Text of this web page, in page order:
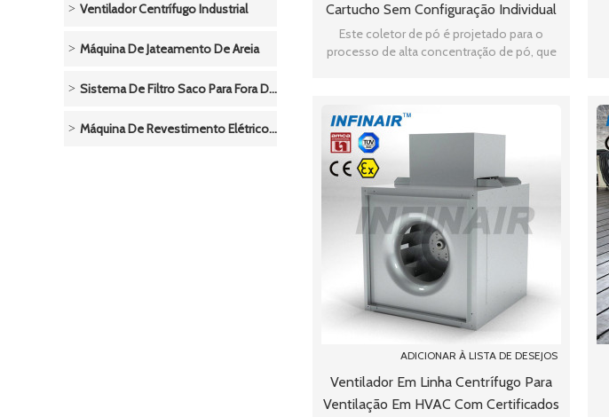
Ventilador Centrífugo Industrial
Máquina De Jateamento De Areia
Sistema De Filtro Saco Para Fora Do Saco
Máquina De Revestimento Elétrico/sistema De Pulverização Em Pó
Cartucho Sem Configuração Individual
De Ventilador-Ventilador
Este coletor de pó é projetado para o
processo de alta concentração de pó, que
ADICIONAR À LISTA DE DESEJOS
Ventilador Em Linha Centrífugo Para
Ventilação Em HVAC Com Certificados